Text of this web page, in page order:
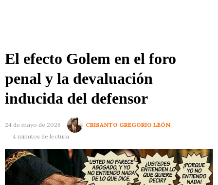
El efecto Golem en el foro
penal y la devaluación
inducida del defensor
24 de mayo de 2026
CRISANTO GREGORIO LEÓN
4 minutos de lectura